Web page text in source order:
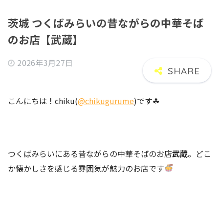
茨城 つくばみらいの昔ながらの中華そば
のお店【武蔵】
2026年3月27日
こんにちは！chiku(@chikugurume)です☘
つくばみらいにある昔ながらの中華そばのお店武蔵。どこ
か懐かしさを感じる雰囲気が魅力のお店です